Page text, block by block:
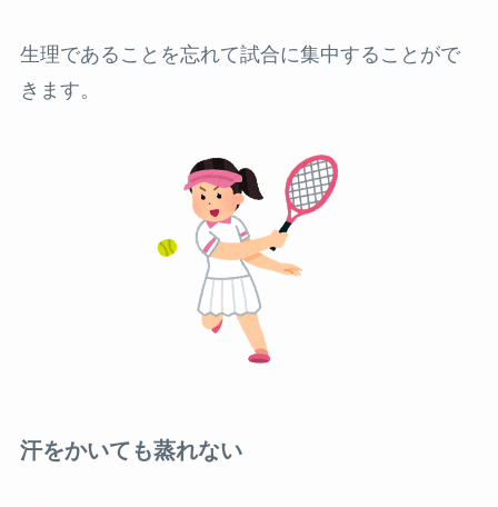
生理であることを忘れて試合に集中することがで
きます。
汗をかいても蒸れない